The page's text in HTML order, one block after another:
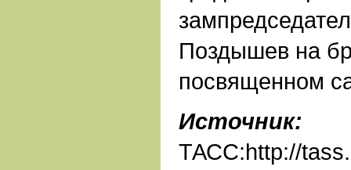
Поздышев на
посвященном
Источник:
ТАСС:http://